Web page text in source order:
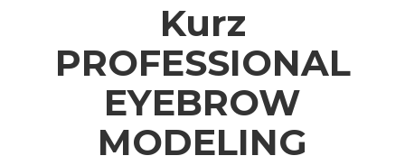
Kurz
PROFESSIONAL
EYEBROW
MODELING